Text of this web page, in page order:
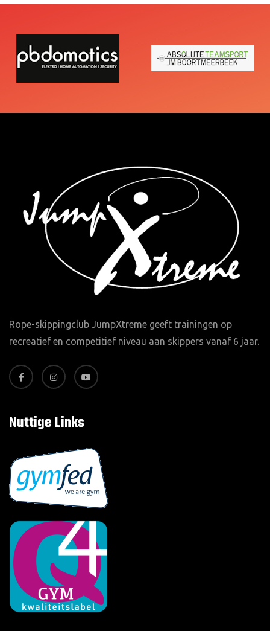
Rope-skippingclub JumpXtreme geeft trainingen op
recreatief en competitief niveau aan skippers vanaf 6 jaar.
Nuttige Links